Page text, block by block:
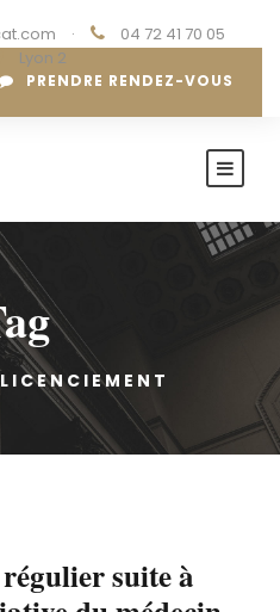
·
04 72 41 70 05
Lyon 2
PRENDRE RENDEZ-VOUS
suite à